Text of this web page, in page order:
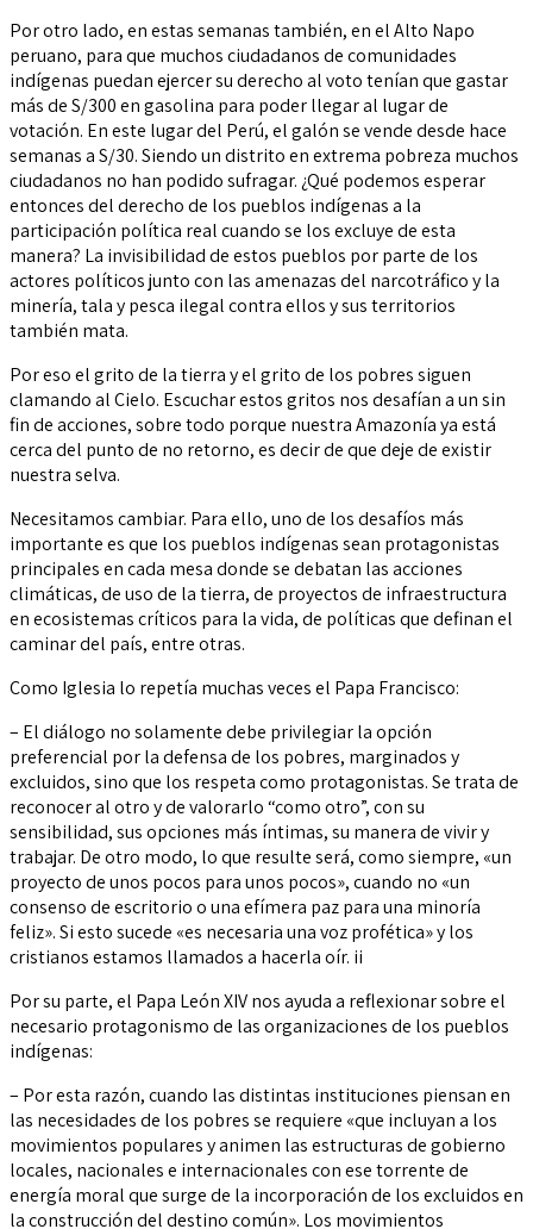
Por otro lado, en estas semanas también, en el Alto Napo
peruano, para que muchos ciudadanos de comunidades
indígenas puedan ejercer su derecho al voto tenían que gastar
más de S/300 en gasolina para poder llegar al lugar de
votación. En este lugar del Perú, el galón se vende desde hace
semanas a S/30. Siendo un distrito en extrema pobreza muchos
ciudadanos no han podido sufragar. ¿Qué podemos esperar
entonces del derecho de los pueblos indígenas a la
participación política real cuando se los excluye de esta
manera? La invisibilidad de estos pueblos por parte de los
actores políticos junto con las amenazas del narcotráfico y la
minería, tala y pesca ilegal contra ellos y sus territorios
también mata.
Por eso el grito de la tierra y el grito de los pobres siguen
clamando al Cielo. Escuchar estos gritos nos desafían a un sin
fin de acciones, sobre todo porque nuestra Amazonía ya está
cerca del punto de no retorno, es decir de que deje de existir
nuestra selva.
Necesitamos cambiar. Para ello, uno de los desafíos más
importante es que los pueblos indígenas sean protagonistas
principales en cada mesa donde se debatan las acciones
climáticas, de uso de la tierra, de proyectos de infraestructura
en ecosistemas críticos para la vida, de políticas que definan el
caminar del país, entre otras.
Como Iglesia lo repetía muchas veces el Papa Francisco:
– El diálogo no solamente debe privilegiar la opción
preferencial por la defensa de los pobres, marginados y
excluidos, sino que los respeta como protagonistas. Se trata de
reconocer al otro y de valorarlo “como otro”, con su
sensibilidad, sus opciones más íntimas, su manera de vivir y
trabajar. De otro modo, lo que resulte será, como siempre, «un
proyecto de unos pocos para unos pocos», cuando no «un
consenso de escritorio o una efímera paz para una minoría
feliz». Si esto sucede «es necesaria una voz profética» y los
cristianos estamos llamados a hacerla oír. ii
Por su parte, el Papa León XIV nos ayuda a reflexionar sobre el
necesario protagonismo de las organizaciones de los pueblos
indígenas:
– Por esta razón, cuando las distintas instituciones piensan en
las necesidades de los pobres se requiere «que incluyan a los
movimientos populares y animen las estructuras de gobierno
locales, nacionales e internacionales con ese torrente de
energía moral que surge de la incorporación de los excluidos en
la construcción del destino común». Los movimientos